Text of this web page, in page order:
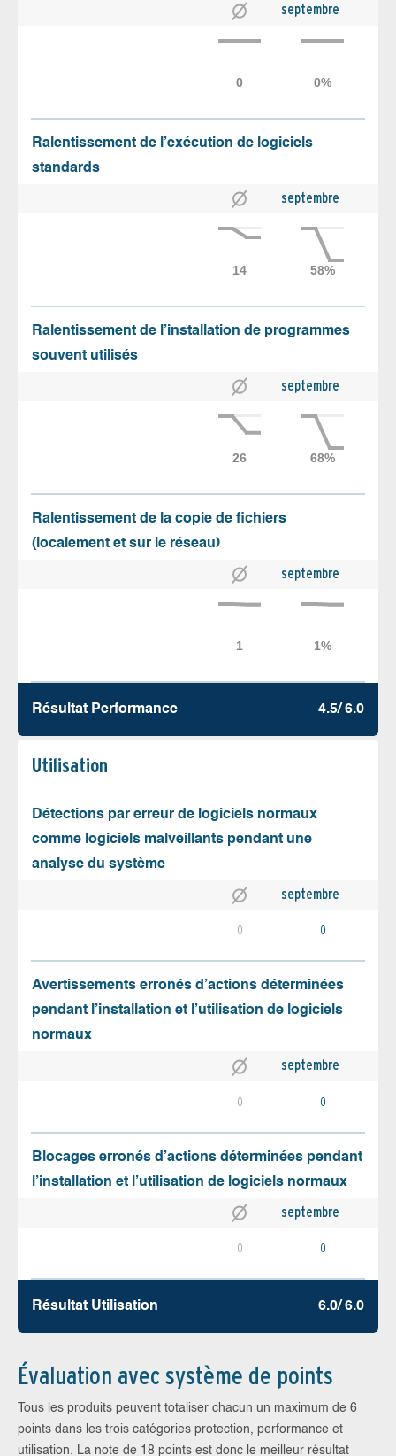
septembre
Ralentissement de l’exécution de logiciels
standards
septembre
Ralentissement de l’installation de programmes
souvent utilisés
septembre
Ralentissement de la copie de fichiers
(localement et sur le réseau)
septembre
Résultat Performance 4.5/ 6.0
Utilisation
Détections par erreur de logiciels normaux
comme logiciels malveillants pendant une
analyse du système
septembre
0 0
Avertissements erronés d’actions déterminées
pendant l’installation et l’utilisation de logiciels
normaux
septembre
0 0
Blocages erronés d’actions déterminées pendant
l’installation et l’utilisation de logiciels normaux
septembre
0 0
Résultat Utilisation 6.0/ 6.0
Évaluation avec système de points
Tous les produits peuvent totaliser chacun un maximum de 6
points dans les trois catégories protection, performance et
utilisation. La note de 18 points est donc le meilleur résultat